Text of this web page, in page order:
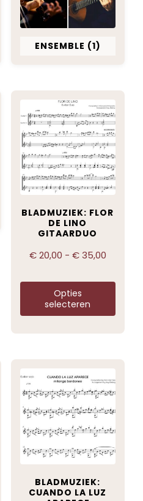
ENSEMBLE (1)
BLADMUZIEK: FLOR
DE LINO
GITAARDUO
€20,00 - €35,00
Opties
selecteren
BLADMUZIEK:
CUANDO LA LUZ